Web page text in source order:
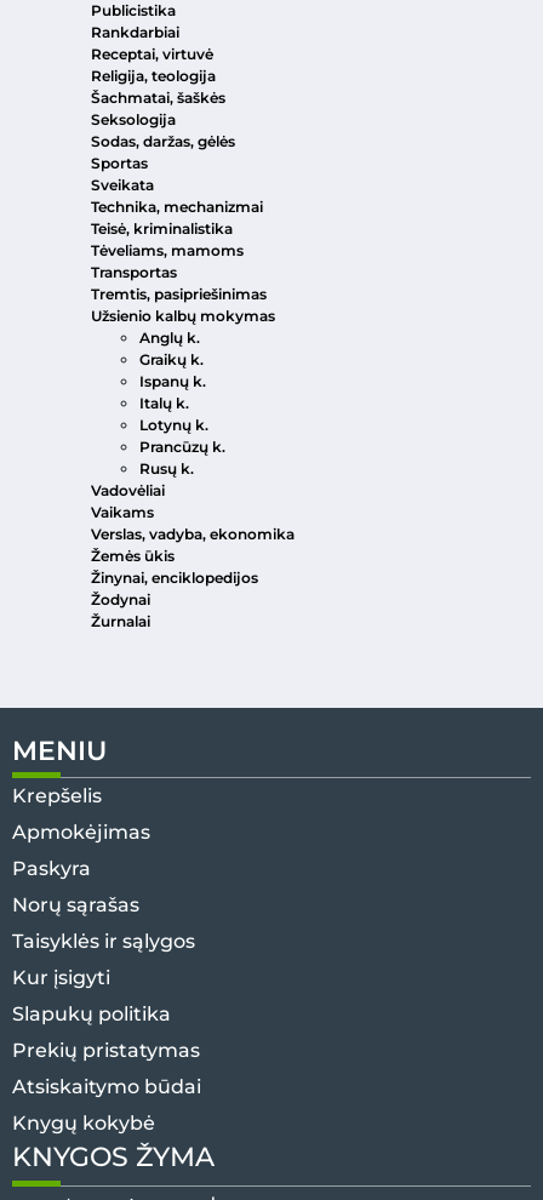
Publicistika
Rankdarbiai
Receptai, virtuvė
Religija, teologija
Šachmatai, šaškės
Seksologija
Sodas, daržas, gėlės
Sportas
Sveikata
Technika, mechanizmai
Teisė, kriminalistika
Tėveliams, mamoms
Transportas
Tremtis, pasipriešinimas
Užsienio kalbų mokymas
Anglų k.
Graikų k.
Ispanų k.
Italų k.
Lotynų k.
Prancūzų k.
Rusų k.
Vadovėliai
Vaikams
Verslas, vadyba, ekonomika
Žemės ūkis
Žinynai, enciklopedijos
Žodynai
Žurnalai
MENIU
Krepšelis
Apmokėjimas
Paskyra
Norų sąrašas
Taisyklės ir sąlygos
Kur įsigyti
Slapukų politika
Prekių pristatymas
Atsiskaitymo būdai
Knygų kokybė
KNYGOS ŽYMA